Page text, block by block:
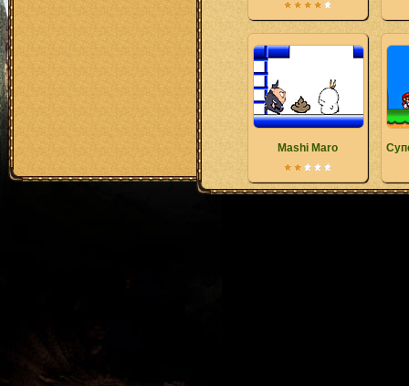
Mashi Maro